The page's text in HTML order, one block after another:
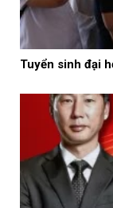
Tuyển sinh đại